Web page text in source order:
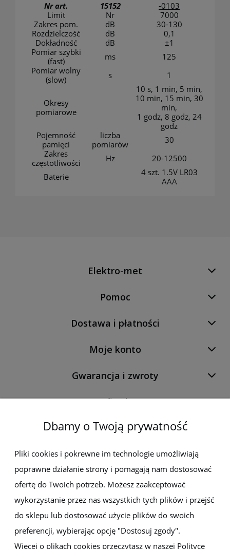
Nr art.
15152
-0103
Limit
Nr
7000
Zakres pom.
dB
30-130
Rozdzielczość
dB
0,1
Dokładność
dB
±1
Pomiar szybki
(fast)
ms
125
Pomiar wolny
(slow)
s 1
Okresy
pomiarowe
10 s, 1 min, 5 min,
10 min, 15 min, 30
min,
1 godz, 8 godz, 24
godz
Pojemność
pamięci
liczba
pomiarów
30
Zakres
częstotliwości
Hz
20-12500
Baterie
4 szt. 1.5V LR03
AAA
Elektro-met
Pomoc
Dostawa i płatności
Moje konto
Gwarancja i zwroty
O firmie
Newsletter
Zapisz się do newslettera, aby być na bieżąco z nowościami i
promocjami
Dbamy o Twoją prywatność
Pliki cookies i pokrewne im technologie umożliwiają
poprawne działanie strony i pomagają nam dostosować
ofertę do Twoich potrzeb. Możesz zaakceptować
wykorzystanie przez nas wszystkich tych plików i przejść
do sklepu lub dostosować użycie plików do swoich
preferencji, wybierając opcję "Dostosuj zgody".
Więcej o plikach cookies przeczytasz w naszej Polityce